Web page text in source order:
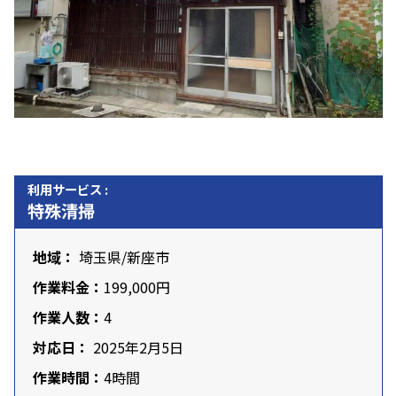
利用サービス :
特殊清掃
地域： 埼玉県/新座市
作業料金： 199,000円
作業人数： 4
対応日： 2025年2月5日
作業時間： 4時間